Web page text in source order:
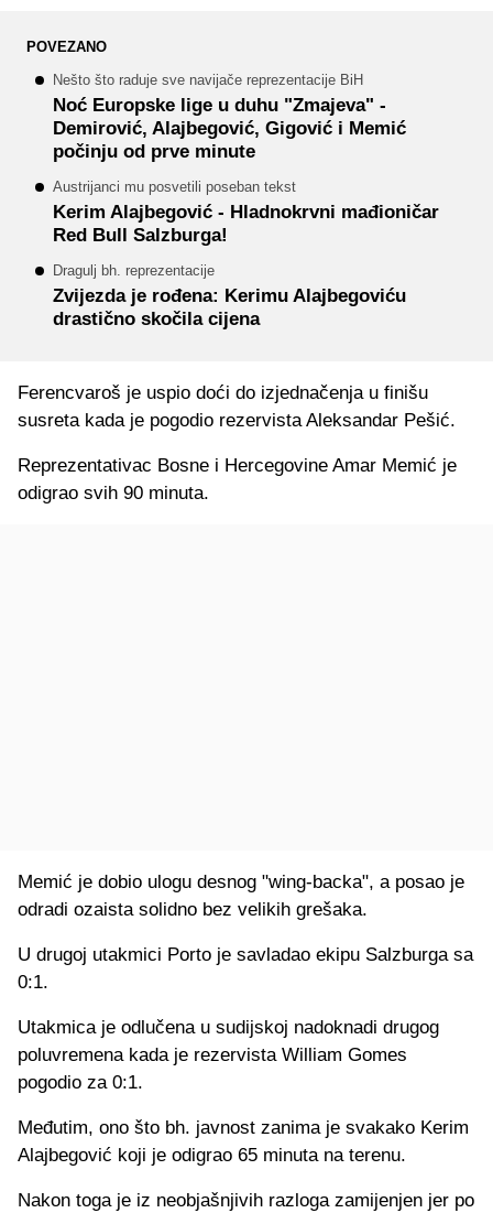
POVEZANO
Nešto što raduje sve navijače reprezentacije BiH
Noć Europske lige u duhu "Zmajeva" -
Demirović, Alajbegović, Gigović i Memić
počinju od prve minute
Austrijanci mu posvetili poseban tekst
Kerim Alajbegović - Hladnokrvni mađioničar
Red Bull Salzburga!
Dragulj bh. reprezentacije
Zvijezda je rođena: Kerimu Alajbegoviću
drastično skočila cijena
Ferencvaroš je uspio doći do izjednačenja u finišu
susreta kada je pogodio rezervista Aleksandar Pešić.
Reprezentativac Bosne i Hercegovine Amar Memić je
odigrao svih 90 minuta.
Memić je dobio ulogu desnog "wing-backa", a posao je
odradi ozaista solidno bez velikih grešaka.
U drugoj utakmici Porto je savladao ekipu Salzburga sa
0:1.
Utakmica je odlučena u sudijskoj nadoknadi drugog
poluvremena kada je rezervista William Gomes
pogodio za 0:1.
Međutim, ono što bh. javnost zanima je svakako Kerim
Alajbegović koji je odigrao 65 minuta na terenu.
Nakon toga je iz neobjašnjivih razloga zamijenjen jer po